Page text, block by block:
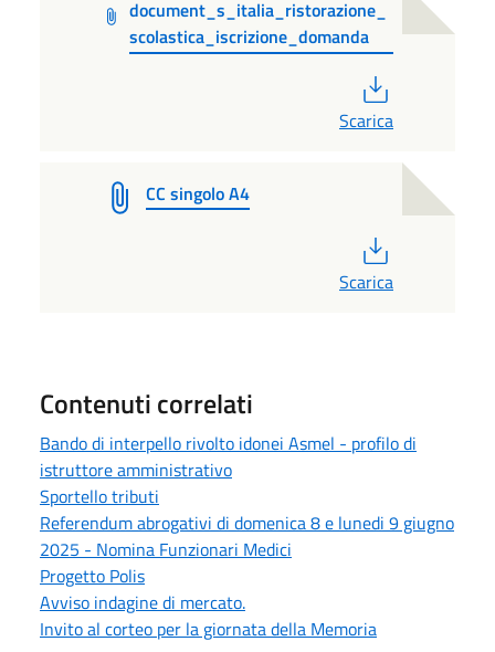
document_s_italia_ristorazione_
scolastica_iscrizione_domanda
Scarica
CC singolo A4
Scarica
Contenuti correlati
Bando di interpello rivolto idonei Asmel - profilo di
istruttore amministrativo
Sportello tributi
Referendum abrogativi di domenica 8 e lunedi 9 giugno
2025 - Nomina Funzionari Medici
Progetto Polis
Avviso indagine di mercato.
Invito al corteo per la giornata della Memoria